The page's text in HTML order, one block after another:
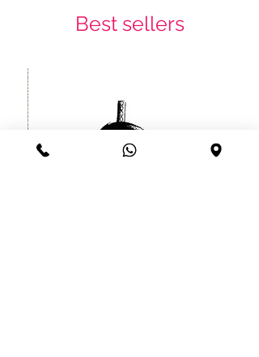
Best sellers